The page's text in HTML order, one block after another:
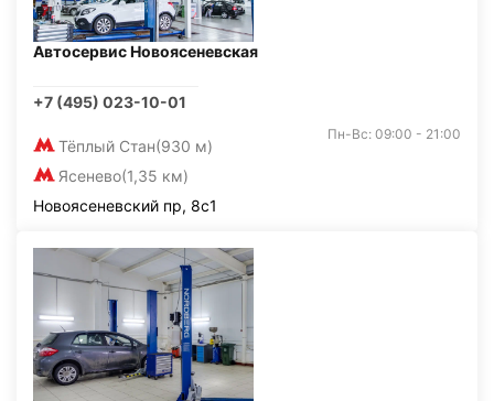
Автосервис Новоясеневская
+7 (495) 023-10-01
Тёплый Стан(930 м)
Ясенево(1,35 км)
Пн-Вс: 09:00 - 21:00
Новоясеневский пр, 8с1